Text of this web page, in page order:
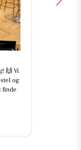
🙌 Vi
og
finde